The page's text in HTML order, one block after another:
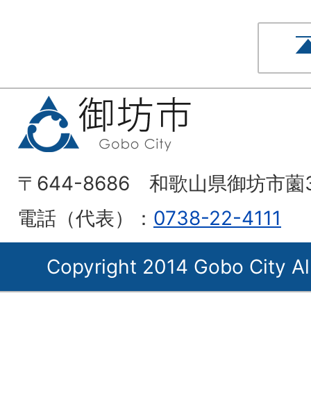
〒644-8686 和歌山県御坊市薗
電話（代表）： 0738-22-4111
Copyright 2014 Gobo City